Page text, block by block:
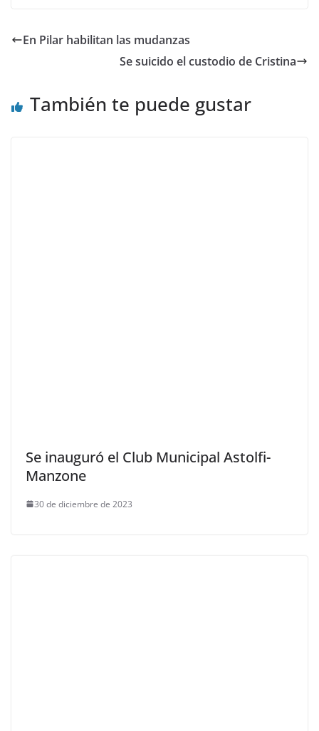
En Pilar habilitan las mudanzas
Se suicido el custodio de Cristina
También te puede gustar
Se inauguró el Club Municipal Astolfi-
Manzone
30 de diciembre de 2023